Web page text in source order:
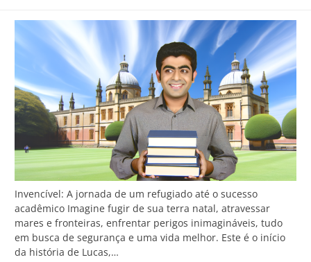
Invencível: A jornada de um refugiado até o sucesso
acadêmico Imagine fugir de sua terra natal, atravessar
mares e fronteiras, enfrentar perigos inimagináveis, tudo
em busca de segurança e uma vida melhor. Este é o início
da história de Lucas,…